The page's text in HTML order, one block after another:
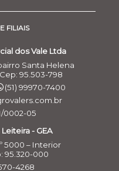
FILIAIS
dos Vale Ltda
Santa Helena
95.503-798
(51) 99970-7400
0002-05
- GEA
5000 – Interior
95.320-000
4268